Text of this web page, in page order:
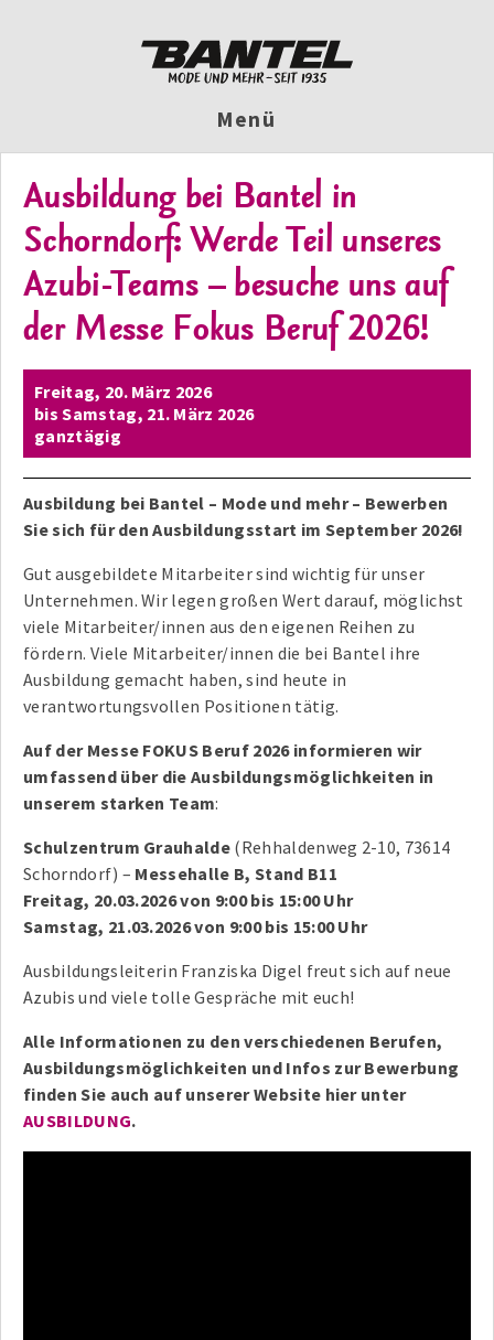
Menü
Ausbildung bei Bantel in
Schorndorf: Werde Teil unseres
Azubi-Teams – besuche uns auf
der Messe Fokus Beruf 2026!
Freitag, 20. März 2026
bis Samstag, 21. März 2026
ganztägig
Ausbildung bei Bantel – Mode und mehr – Bewerben
Sie sich für den Ausbildungsstart im September 2026!
Gut ausgebildete Mitarbeiter sind wichtig für unser
Unternehmen. Wir legen großen Wert darauf, möglichst
viele Mitarbeiter/innen aus den eigenen Reihen zu
fördern. Viele Mitarbeiter/innen die bei Bantel ihre
Ausbildung gemacht haben, sind heute in
verantwortungsvollen Positionen tätig.
Auf der Messe FOKUS Beruf 2026 informieren wir
umfassend über die Ausbildungsmöglichkeiten in
unserem starken Team:
Schulzentrum Grauhalde (Rehhaldenweg 2-10, 73614
Schorndorf) – Messehalle B, Stand B11
Freitag, 20.03.2026 von 9:00 bis 15:00 Uhr
Samstag, 21.03.2026 von 9:00 bis 15:00 Uhr
Ausbildungsleiterin Franziska Digel freut sich auf neue
Azubis und viele tolle Gespräche mit euch!
Alle Informationen zu den verschiedenen Berufen,
Ausbildungsmöglichkeiten und Infos zur Bewerbung
finden Sie auch auf unserer Website hier unter
AUSBILDUNG.